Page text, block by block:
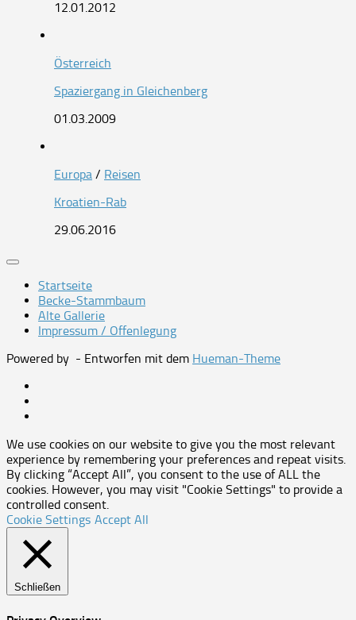
12.01.2012
Österreich
Spaziergang in Gleichenberg
01.03.2009
Europa / Reisen
Kroatien-Rab
29.06.2016
Startseite
Becke-Stammbaum
Alte Gallerie
Impressum / Offenlegung
Powered by - Entworfen mit dem Hueman-Theme
We use cookies on our website to give you the most relevant
experience by remembering your preferences and repeat visits.
By clicking “Accept All”, you consent to the use of ALL the
cookies. However, you may visit "Cookie Settings" to provide a
controlled consent.
Cookie Settings Accept All
Schließen